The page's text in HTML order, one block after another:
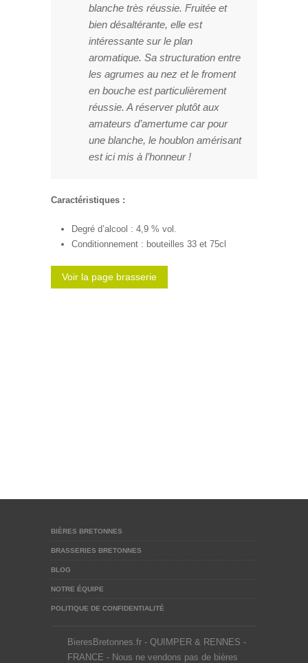
blanche très réussie. Fruitée et
bien désaltérante, elle est
intéressante sur le plan
aromatique. Sa structuration entre
les agrumes au nez et le froment
en bouche est particulièrement
réussie. A réserver plutôt aux
amateurs d’amertume car pour
une blanche, le houblon amérisant
est ici mis à l’honneur !
Caractéristiques :
Degré d’alcool : 4,9 % vol.
Conditionnement : bouteilles 33 et 75cl
Voir la page brasserie
BIÈRES BRETONNES
BRASSERIES BRETONNES
BLOG
NOTRE ÉQUIPE
POLITIQUE DE CONFIDENTIALITÉ
BieresBretonnes.fr - QUIMPER & RENNES -
FRANCE - Nous ne vendons pas de bières